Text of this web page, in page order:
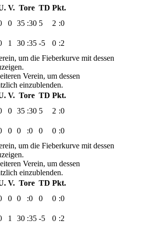
V. Tore TD Pkt.
0 35 :30 5 2 :0
1 30 :35 -5 0 :2
um die Fieberkurve mit dessen
Verein, um dessen
einzublenden.
V. Tore TD Pkt.
0 35 :30 5 2 :0
0 0 :0 0 0 :0
um die Fieberkurve mit dessen
Verein, um dessen
einzublenden.
V. Tore TD Pkt.
0 0 :0 0 0 :0
1 30 :35 -5 0 :2